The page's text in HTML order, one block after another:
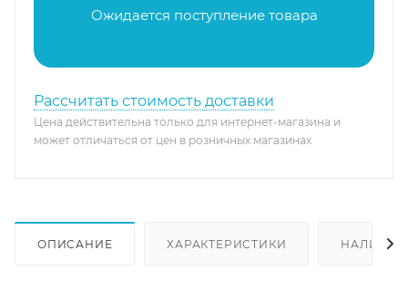
Ожидается поступление товара
Рассчитать стоимость доставки
Цена действительна только для интернет-магазина и
может отличаться от цен в розничных магазинах
ОПИСАНИЕ ХАРАКТЕРИСТИКИ